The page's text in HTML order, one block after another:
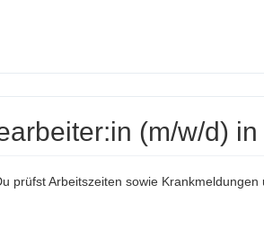
(m/w/d)
Arbeitszeiten sowie Krankmeldungen